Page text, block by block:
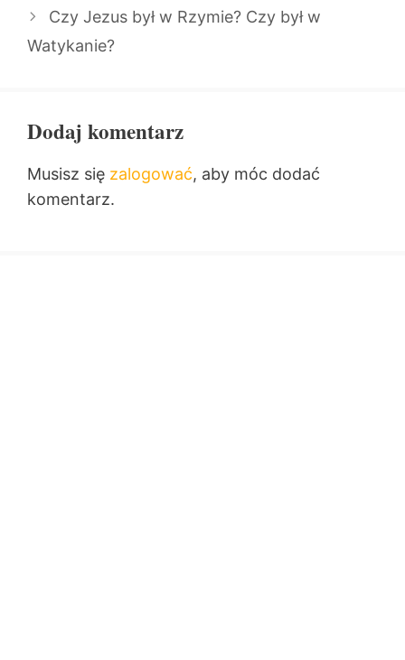
Czy Jezus był w Rzymie? Czy był w
Watykanie?
Dodaj komentarz
Musisz się zalogować, aby móc dodać
komentarz.